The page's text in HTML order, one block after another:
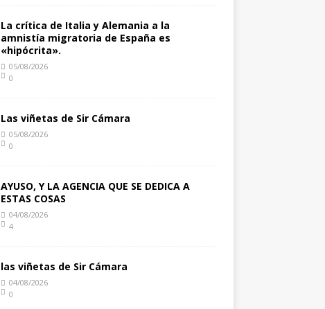
La crítica de Italia y Alemania a la
amnistía migratoria de España es
«hipócrita».
05/08/2026
0
Las viñetas de Sir Cámara
05/08/2026
0
AYUSO, Y LA AGENCIA QUE SE DEDICA A
ESTAS COSAS
04/08/2026
4
las viñetas de Sir Cámara
04/08/2026
0